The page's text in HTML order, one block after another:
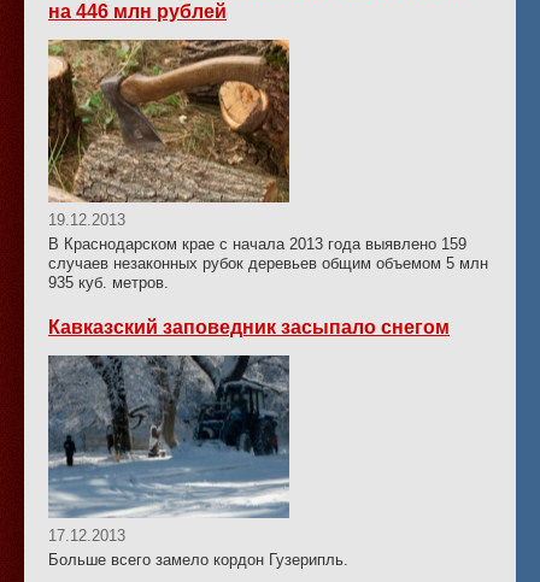
на 446 млн рублей
19.12.2013
В Краснодарском крае с начала 2013 года выявлено 159
случаев незаконных рубок деревьев общим объемом 5 млн
935 куб. метров.
Кавказский заповедник засыпало снегом
17.12.2013
Больше всего замело кордон Гузерипль.